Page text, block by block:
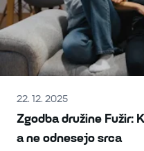
22. 12. 2025
Zgodba družine Fužir:
a ne odnesejo srca